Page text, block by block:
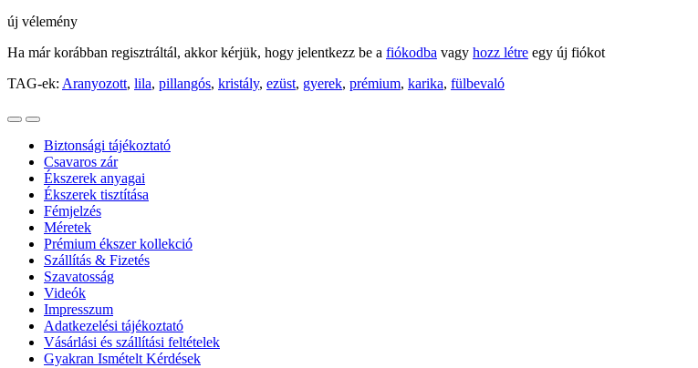
új vélemény
Ha már korábban regisztráltál, akkor kérjük, hogy jelentkezz be a fiókodba vagy hozz létre egy új fiókot
TAG-ek: Aranyozott, lila, pillangós, kristály, ezüst, gyerek, prémium, karika, fülbevaló
Biztonsági tájékoztató
Csavaros zár
Ékszerek anyagai
Ékszerek tisztítása
Fémjelzés
Méretek
Prémium ékszer kollekció
Szállítás & Fizetés
Szavatosság
Videók
Impresszum
Adatkezelési tájékoztató
Vásárlási és szállítási feltételek
Gyakran Ismételt Kérdések